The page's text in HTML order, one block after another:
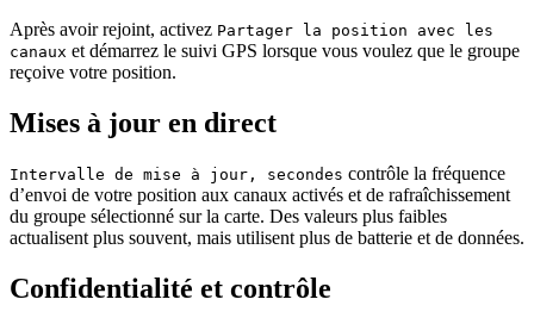
Après avoir rejoint, activez Partager la position avec les
canaux et démarrez le suivi GPS lorsque vous voulez que le groupe
reçoive votre position.
Mises à jour en direct
Intervalle de mise à jour, secondes contrôle la fréquence
d’envoi de votre position aux canaux activés et de rafraîchissement
du groupe sélectionné sur la carte. Des valeurs plus faibles
actualisent plus souvent, mais utilisent plus de batterie et de données.
Confidentialité et contrôle